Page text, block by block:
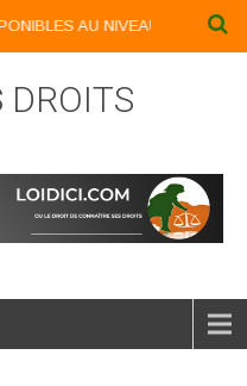
AU NIVEAU DU MENU
DROITS